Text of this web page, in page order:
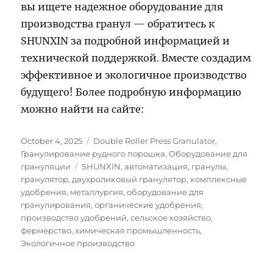
вы ищете надежное оборудование для
производства гранул — обратитесь к
SHUNXIN за подробной информацией и
технической поддержкой. Вместе создадим
эффективное и экологичное производство
будущего! Более подробную информацию
можно найти на сайте:
Posted
on
October 4, 2025 Categories
Double Roller Press Granulator,
Гранулирование рудного порошка,Оборудование для
грануляции
Tags
SHUNXIN,автоматизация, гранулы,
гранулятор,двухроликовый гранулятор, комплексные
удобрения, металлургия,оборудование для
гранулирования,органические удобрения,
производство удобрений,сельское хозяйство,
фермерство,химическая промышленность,
Экологичное производство